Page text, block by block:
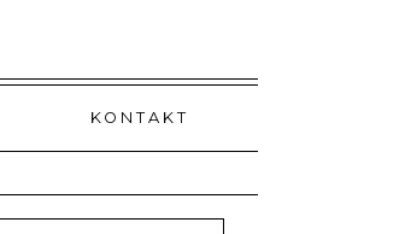
KONTAKT